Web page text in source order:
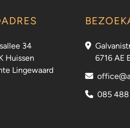
34
Huissen
Lingewaard
6716 AE
085 488